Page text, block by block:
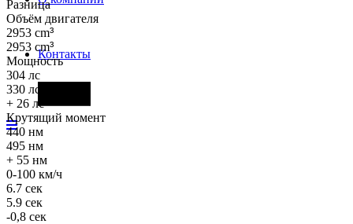
Контакты
Разница
Объём двигателя
2953 cm³
2953 cm³
Мощность
304 лс
330 лс
+ 26 лс
Крутящий момент
440 нм
495 нм
+ 55 нм
0-100 км/ч
6.7 сек
5.9 сек
-0,8 сек